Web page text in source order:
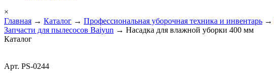
×
Главная → Каталог → Профессиональная уборочная техника и инвентарь →
Запчасти для пылесосов Baiyun → Насадка для влажной уборки 400 мм
Каталог
Арт. PS-0244